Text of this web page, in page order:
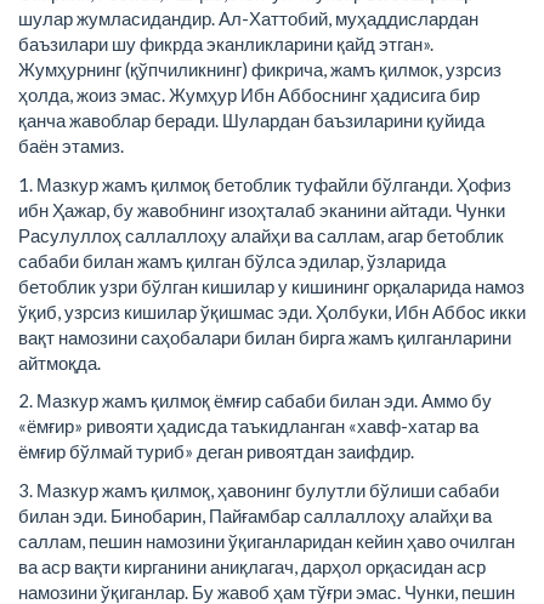
шулар жумласидандир. Ал-Хаттобий, муҳаддислардан
баъзилари шу фикрда эканликларини қайд этган».
Жумҳурнинг (қўпчиликнинг) фикрича, жамъ қилмок, узрсиз
ҳолда, жоиз эмас. Жумҳур Ибн Аббоснинг ҳадисига бир
қанча жавоблар беради. Шулардан баъзиларини қуйида
баён этамиз.
1. Мазкур жамъ қилмоқ бетоблик туфайли бўлганди. Ҳофиз
ибн Ҳажар, бу жавобнинг изоҳталаб эканини айтади. Чунки
Расулуллоҳ саллаллоҳу алайҳи ва саллам, агар бетоблик
сабаби билан жамъ қилган бўлса эдилар, ўзларида
бетоблик узри бўлган кишилар у кишининг орқаларида намоз
ўқиб, узрсиз кишилар ўқишмас эди. Ҳолбуки, Ибн Аббос икки
вақт намозини саҳобалари билан бирга жамъ қилганларини
айтмоқда.
2. Мазкур жамъ қилмоқ ёмғир сабаби билан эди. Аммо бу
«ёмғир» ривояти ҳадисда таъкидланган «хавф-хатар ва
ёмғир бўлмай туриб» деган ривоятдан заифдир.
3. Мазкур жамъ қилмоқ, ҳавонинг булутли бўлиши сабаби
билан эди. Бинобарин, Пайғамбар саллаллоҳу алайҳи ва
саллам, пешин намозини ўқиганларидан кейин ҳаво очилган
ва аср вақти кирганини аниқлагач, дарҳол орқасидан аср
намозини ўқиганлар. Бу жавоб ҳам тўғри эмас. Чунки, пешин